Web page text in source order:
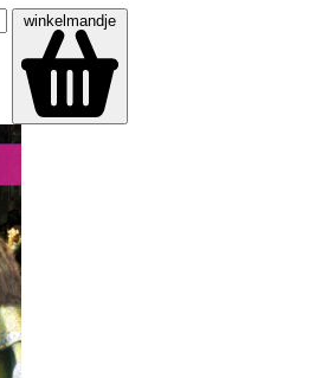
winkelmandje